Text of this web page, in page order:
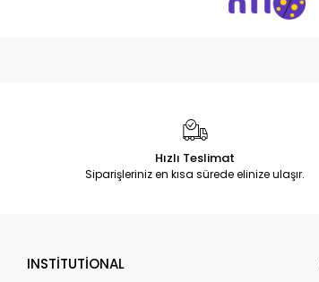
Hızlı Teslimat
Siparişleriniz en kısa sürede elinize ulaşır.
INSTİTUTİONAL